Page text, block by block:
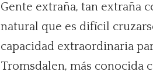
Gente extraña, tan extraña
natural que es difícil
capacidad extraordinaria
Tromsdalen, más conocida